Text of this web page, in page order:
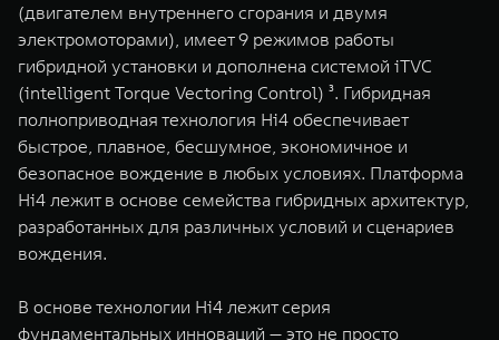
(двигателем внутреннего сгорания и двумя
электромоторами), имеет 9 режимов работы
гибридной установки и дополнена системой iTVC
(intelligent Torque Vectoring Control) ³. Гибридная
полноприводная технология Hi4 обеспечивает
быстрое, плавное, бесшумное, экономичное и
безопасное вождение в любых условиях. Платформа
Hi4 лежит в основе семейства гибридных архитектур,
разработанных для различных условий и сценариев
вождения.
В основе технологии Hi4 лежит серия
фундаментальных инноваций — это не просто